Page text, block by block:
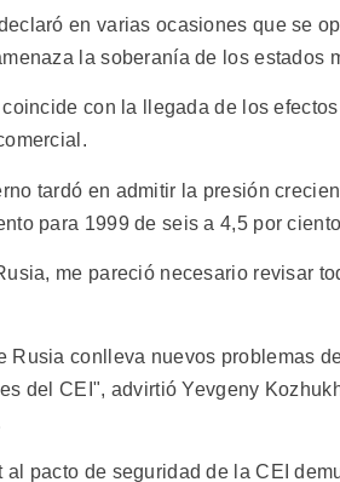
en varias ocasiones que se
la soberanía de los estados
con la llegada de los
tardó en admitir la presión
para 1999 de seis a 4,5 por
me pareció necesario revisar
Rusia conlleva nuevos problemas
del CEI", advirtió Yevgeny
al pacto de seguridad de la CEI